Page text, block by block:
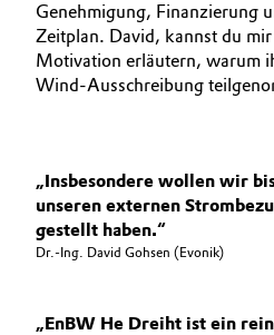
Genehmigung, Finanzierung
Zeitplan. David, kannst du
Motivation erläutern, warum
Wind-Ausschreibung
„Insbesondere wollen wir
unseren externen
gestellt haben.“
Dr.-Ing. David Gohsen (Evonik)
„EnBW He Dreiht ist ein